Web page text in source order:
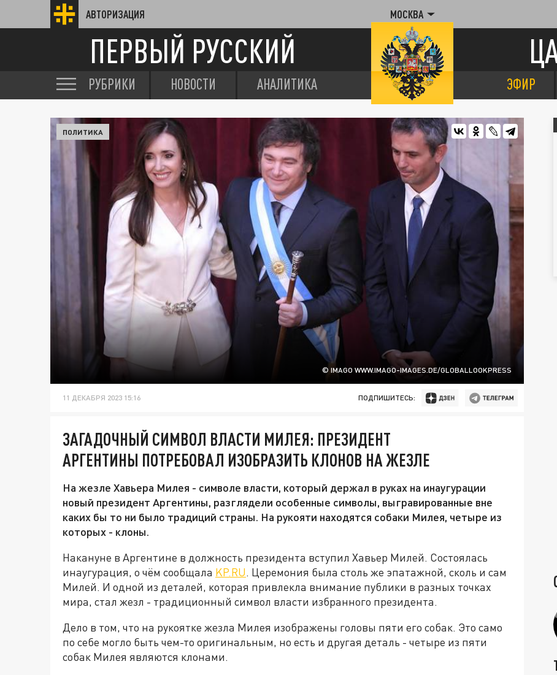
АВТОРИЗАЦИЯ МОСКВА
ПЕРВЫЙ РУССКИЙ
РУБРИКИ НОВОСТИ АНАЛИТИКА ЭФИР
© IMAGO WWW.IMAGO-IMAGES.DE/GLOBALLOOKPRESS
ПОЛИТИКА
11 ДЕКАБРЯ 2023 15:16 ПОДПИШИТЕСЬ:
ЗАГАДОЧНЫЙ СИМВОЛ ВЛАСТИ МИЛЕЯ: ПРЕЗИДЕНТ
АРГЕНТИНЫ ПОТРЕБОВАЛ ИЗОБРАЗИТЬ КЛОНОВ НА ЖЕЗЛЕ
На жезле Хавьера Милея - символе власти, который держал в руках на инаугурации
новый президент Аргентины, разглядели особенные символы, выгравированные вне
каких бы то ни было традиций страны. На рукояти находятся собаки Милея, четыре из
которых - клоны.
Накануне в Аргентине в должность президента вступил Хавьер Милей. Состоялась
инаугурация, о чём сообщала KP.RU. Церемония была столь же эпатажной, сколь и сам
Милей. И одной из деталей, которая привлекла внимание публики в разных точках
мира, стал жезл - традиционный символ власти избранного президента.
Дело в том, что на рукоятке жезла Милея изображены головы пяти его собак. Это само
по себе могло быть чем-то оригинальным, но есть и другая деталь - четыре из пяти
собак Милея являются клонами.